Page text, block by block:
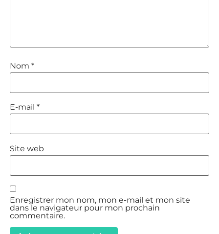
Nom *
E-mail *
Site web
Enregistrer mon nom, mon e-mail et mon site
dans le navigateur pour mon prochain
commentaire.